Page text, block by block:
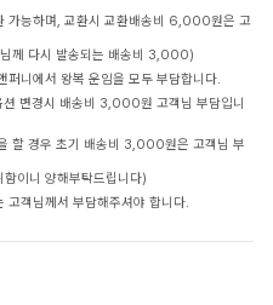
가능하며, 교환시 교환배송비 6,000원은 고
께 다시 발송되는 배송비 3,000)
니에서 왕복 운임을 모두 부담합니다.
션 변경시 배송비 3,000원 고객님 부담입니
할 경우 초기 배송비 3,000원은 고객님 부
이니 양해부탁드립니다)
객님께서 부담해주셔야 합니다.